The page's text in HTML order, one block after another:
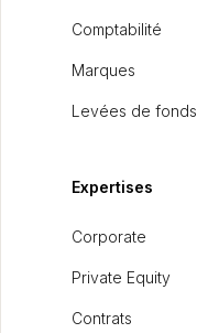
Comptabilité
Marques
Levées de fonds
Expertises
Corporate
Private Equity
Contrats